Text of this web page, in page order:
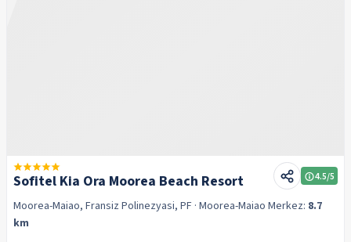
Sofitel Kia Ora Moorea Beach Resort 4.5/5
Moorea-Maiao, Fransiz Polinezyasi, PF · Moorea-Maiao Merkez: 8.7
km